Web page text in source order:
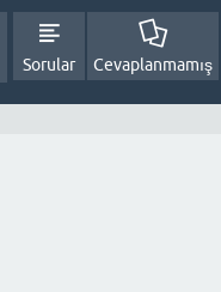
Sorular Cevaplanmamış